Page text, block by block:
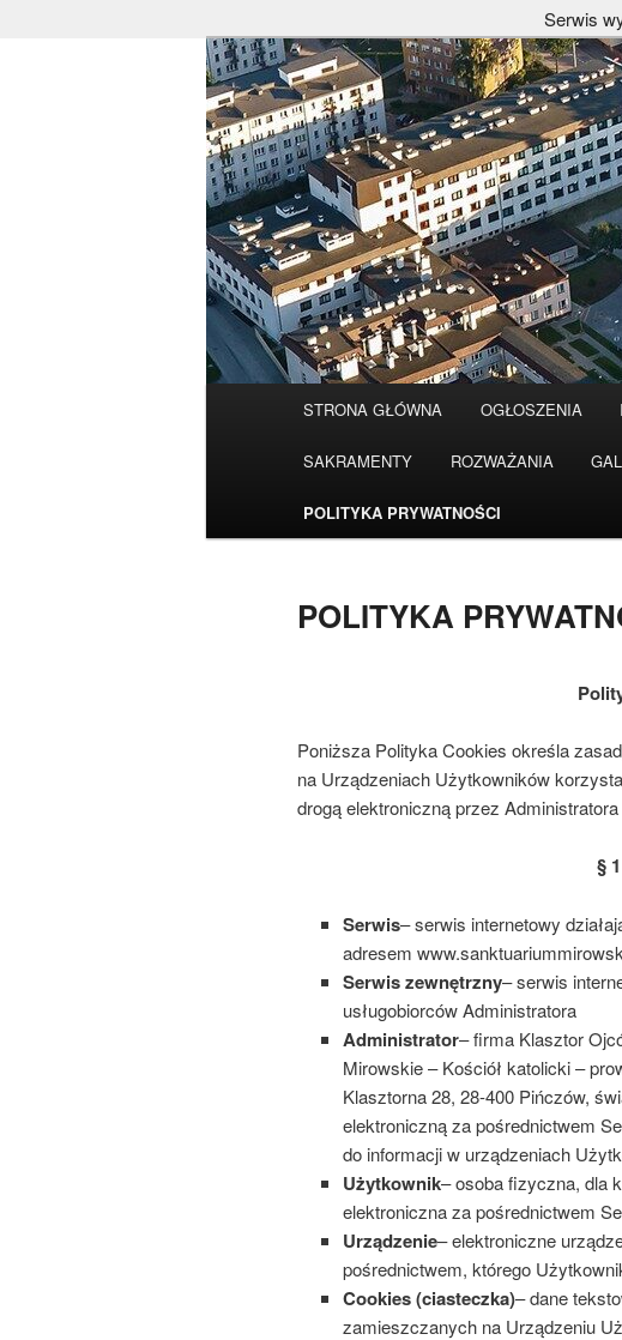
STRONA GŁÓWNA OGŁOSZENIA
SAKRAMENTY ROZWAŻANIA
POLITYKA PRYWATNOŚCI
POLITYKA
Poniższa Polityka Cookies określa
na Urządzeniach Użytkowników
drogą elektroniczną przez
§
Serwis– serwis internetowy
adresem
Serwis zewnętrzny– serwis
usługobiorców Administratora
Administrator– firma Klasztor
Mirowskie – Kościół katolicki –
Klasztorna 28, 28-400 Pińczów,
elektroniczną za pośrednictwem
do informacji w urządzeniach
Użytkownik– osoba fizyczna, dla
elektroniczna za pośrednictwem
Urządzenie– elektroniczne
pośrednictwem, którego
Cookies (ciasteczka)– dane
zamieszczanych na Urządzeniu
Serwis